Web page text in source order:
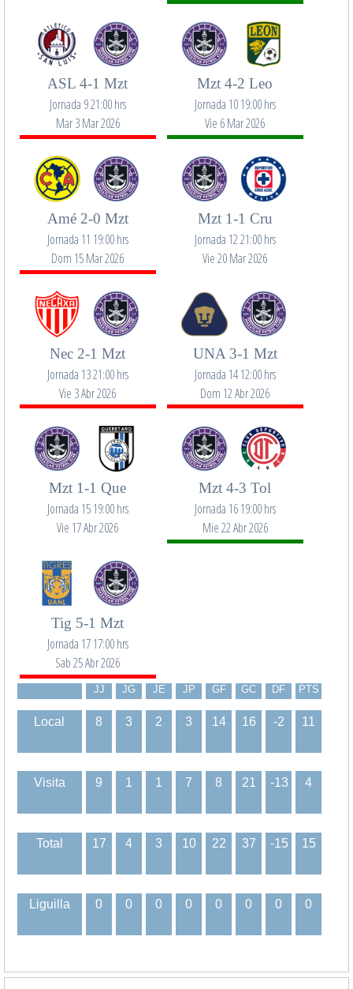
ASL 4-1 Mzt
Jornada 9 21:00 hrs
Mar 3 Mar 2026
Mzt 4-2 Leo
Jornada 10 19:00 hrs
Vie 6 Mar 2026
Amé 2-0 Mzt
Jornada 11 19:00 hrs
Dom 15 Mar 2026
Mzt 1-1 Cru
Jornada 12 21:00 hrs
Vie 20 Mar 2026
Nec 2-1 Mzt
Jornada 13 21:00 hrs
Vie 3 Abr 2026
UNA 3-1 Mzt
Jornada 14 12:00 hrs
Dom 12 Abr 2026
Mzt 1-1 Que
Jornada 15 19:00 hrs
Vie 17 Abr 2026
Mzt 4-3 Tol
Jornada 16 19:00 hrs
Mie 22 Abr 2026
Tig 5-1 Mzt
Jornada 17 17:00 hrs
Sab 25 Abr 2026
JJ JG JE JP GF GC DF PTS
Local 8 3 2 3 14 16 -2 11
Visita 9 1 1 7 8 21 -13 4
Total 17 4 3 10 22 37 -15 15
Liguilla 0 0 0 0 0 0 0 0